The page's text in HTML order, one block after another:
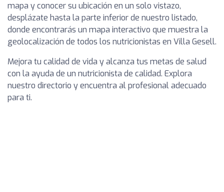
mapa y conocer su ubicación en un solo vistazo,
desplázate hasta la parte inferior de nuestro listado,
donde encontrarás un mapa interactivo que muestra la
geolocalización de todos los nutricionistas en Villa Gesell.
Mejora tu calidad de vida y alcanza tus metas de salud
con la ayuda de un nutricionista de calidad. Explora
nuestro directorio y encuentra al profesional adecuado
para ti.